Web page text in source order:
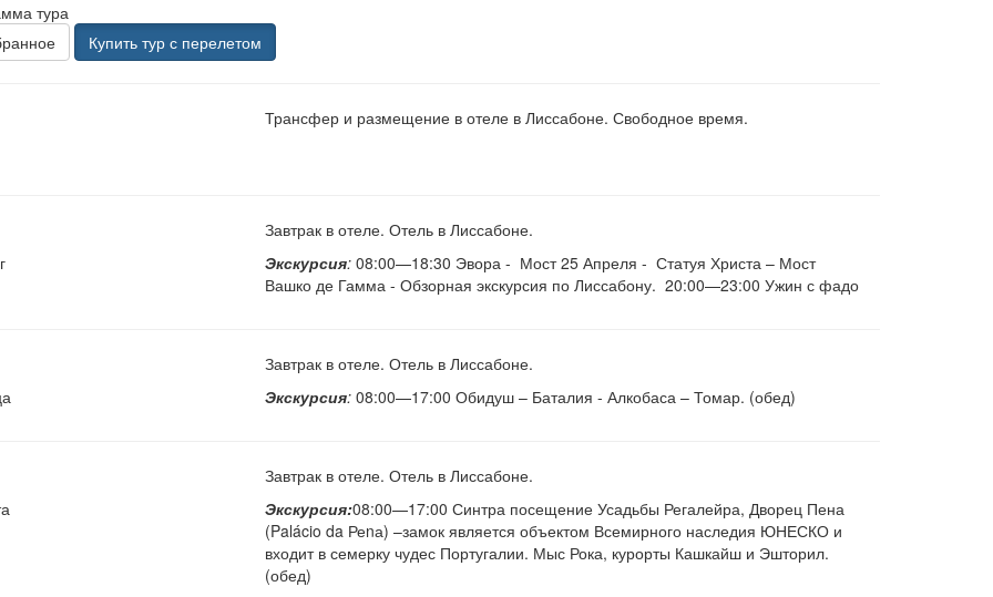
тура
Купить тур с перелетом
Трансфер и размещение в отеле в Лиссабоне. Свободное время.
Завтрак в отеле. Отель в Лиссабоне.
Экскурсия:08:00—18:30 Эвора - Мост 25 Апреля - Статуя Христа – Мост
Вашко де Гамма - Обзорная экскурсия по Лиссабону. 20:00—23:00 Ужин с фадо
Завтрак в отеле. Отель в Лиссабоне.
Экскурсия:08:00—17:00 Обидуш – Баталия - Алкобаса – Томар. (обед)
Завтрак в отеле. Отель в Лиссабоне.
Экскурсия:08:00—17:00 Синтра посещение Усадьбы Регалейра, Дворец Пена
(Palácio da Реnа) –замок является объектом Всемирного наследия ЮНЕСКО и
входит в семерку чудес Португалии. Мыс Рока, курорты Кашкайш и Эшторил.
(обед)